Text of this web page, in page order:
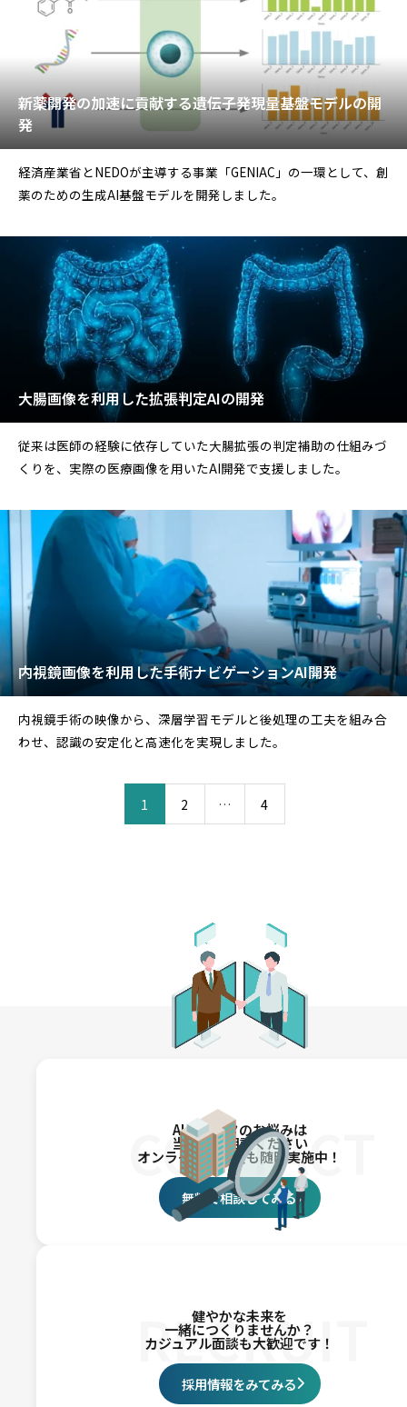
新薬開発の加速に貢献する遺伝子発現量基盤モデルの開
発
経済産業省とNEDOが主導する事業「GENIAC」の一環として、創
薬のための生成AI基盤モデルを開発しました。
大腸画像を利用した拡張判定AIの開発
従来は医師の経験に依存していた大腸拡張の判定補助の仕組みづ
くりを、実際の医療画像を用いたAI開発で支援しました。
内視鏡画像を利用した手術ナビゲーションAI開発
内視鏡手術の映像から、深層学習モデルと後処理の工夫を組み合
わせ、認識の安定化と高速化を実現しました。
1 2 … 4
CONTACT
AI・データのお悩みは
当社にご相談ください
オンライン相談会も随時実施中！
無料で相談してみる
RECRUIT
健やかな未来を
一緒につくりませんか？
カジュアル面談も大歓迎です！
採用情報をみてみる